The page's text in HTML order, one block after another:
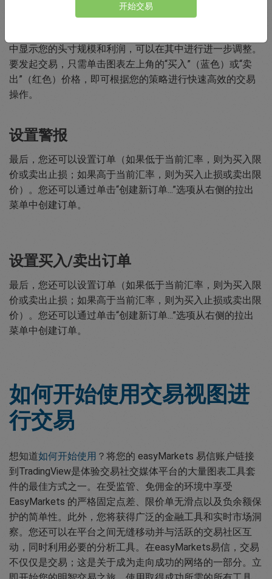
无缝过程。要将止损修改为您喜欢的水平，只需单击并拖动
即可。要对这些水平（包括止盈）进行更详细的调整，请双
中显示您的头寸规模和利润，可以在其中进行进一步调整。
要发起交易，只需单击图表左上角的“买入”（蓝色）或“卖
出”（红色）价格，即可根据您的策略进行快速高效的交易
操作。
设置警报
最后，您还可以设置订单（如果低于当前汇率，则为买入限
价或卖出止损；如果高于当前汇率，则为买入止损或卖出限
价）。您还可以通过单击“创建新订单...”选项从右侧的拉出
菜单中创建订单。
设置买入/卖出订单
最后，您还可以设置订单（如果低于当前汇率，则为买入限
价或卖出止损；如果高于当前汇率，则为买入止损或卖出限
价）。您还可以通过单击“创建新订单...”选项从右侧的拉出
菜单中创建订单。
如何开始使用交易视图进
行交易
想知道如何开始使用 ？将您的 easyMarkets 易信账户链接
到TradingView是体验交易社交媒体平台的大量图表工具套
件的最佳方式之一。在受监管、免佣金的环境中享受
EasyMarkets 的严格固定点差、限价单无滑点以及负余额保
护的简单性。此外，您将获得广泛的金融工具和实时市场洞
察。您还可以在平台之间无缝移动并与活跃的交易社区互
动，同时利用必要的分析工具。在easyMarkets易信，交易
不仅仅是交易；这是关于成为走向成功的网络的一部分。立
开始交易